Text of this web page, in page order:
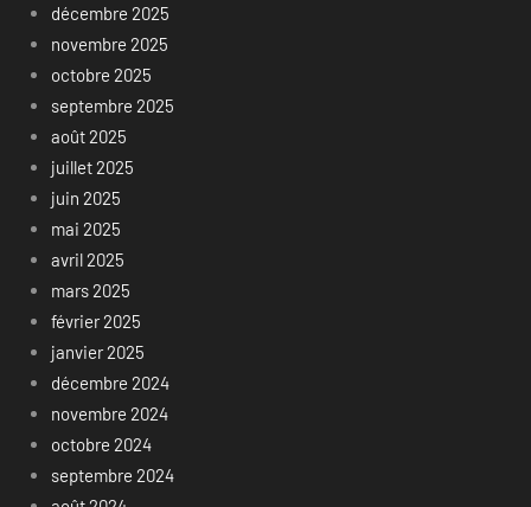
décembre 2025
novembre 2025
octobre 2025
septembre 2025
août 2025
juillet 2025
juin 2025
mai 2025
avril 2025
mars 2025
février 2025
janvier 2025
décembre 2024
novembre 2024
octobre 2024
septembre 2024